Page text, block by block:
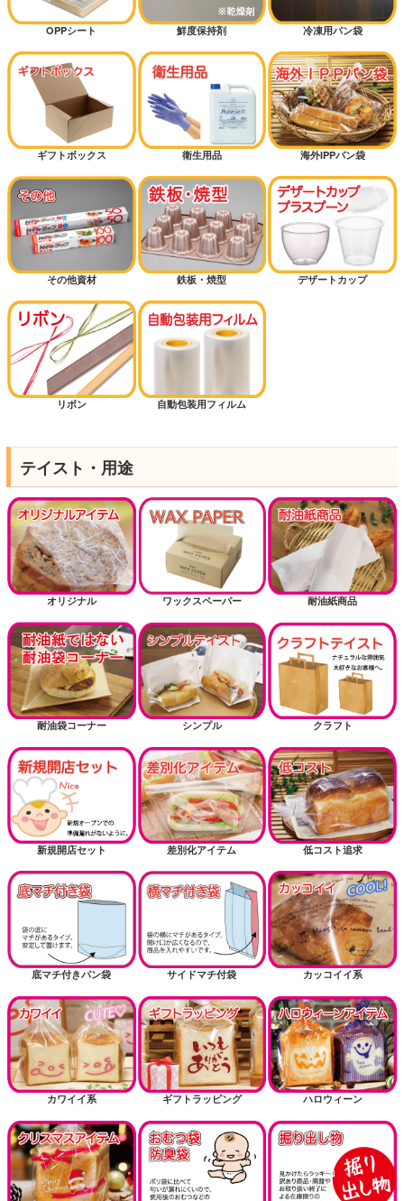
OPPシート 鮮度保持剤 冷凍用パン袋
ギフトボックス 衛生用品 海外IPPパン袋
その他資材 鉄板・焼型 デザートカップ
リボン 自動包装用フィルム
テイスト・用途
オリジナル ワックスペーパー 耐油紙商品
耐油袋コーナー シンプル クラフト
新規開店セット 差別化アイテム 低コスト追求
底マチ付きパン袋 サイドマチ付袋 カッコイイ系
カワイイ系 ギフトラッピング ハロウィーン